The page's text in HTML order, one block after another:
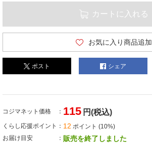
カートに入れる
お気に入り商品追加
ポスト シェア
コジマネット価格 115 円(税込)
くらし応援ポイント 12 ポイント (10%)
お届け目安
販売を終了しました